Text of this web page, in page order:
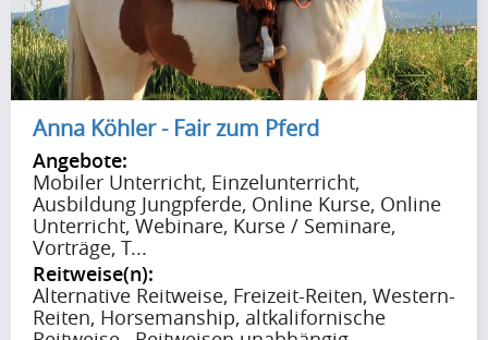
Anna Köhler - Fair zum Pferd
Angebote:
Mobiler Unterricht, Einzelunterricht,
Ausbildung Jungpferde, Online Kurse, Online
Unterricht, Webinare, Kurse / Seminare,
Vorträge, T...
Reitweise(n):
Alternative Reitweise, Freizeit-Reiten, Western-
Reiten, Horsemanship, altkalifornische